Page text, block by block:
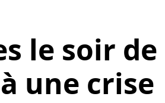
le soir de
une crise